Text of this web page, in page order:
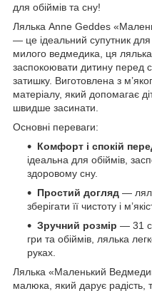
для обіймів та сну!
Лялька Anne Geddes
— це ідеальний супутник
милого ведмедика, ця
заспокоювати дитину перед
затишку. Виготовлена з
матеріалу, який допомагає
швидше засинати.
Основні переваги:
Комфорт і спокій
ідеальна для обіймів,
здоровому сну.
Простий догляд —
зберігати її чистоту і
Зручний розмір — 31
гри та обіймів, лялька
руках.
Лялька «Маленький
малюка, який дарує радість,